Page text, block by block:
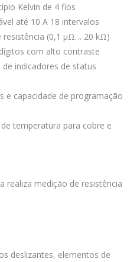
Kelvin de 4 fios
até 10 A 18 intervalos
resistência (0,1 µΩ… 20 kΩ)
com alto contraste
indicadores de status
e capacidade de programação
temperatura para cobre e
realiza medição de resistência
deslizantes, elementos de